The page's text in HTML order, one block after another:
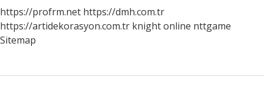
https://profrm.net https://dmh.com.tr
https://artidekorasyon.com.tr knight online nttgame
Sitemap